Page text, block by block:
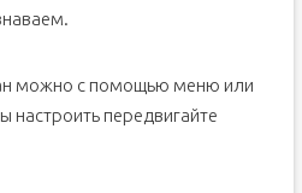
можно с помощью меню или
настроить передвигайте